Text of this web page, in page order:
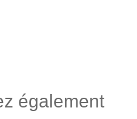
également